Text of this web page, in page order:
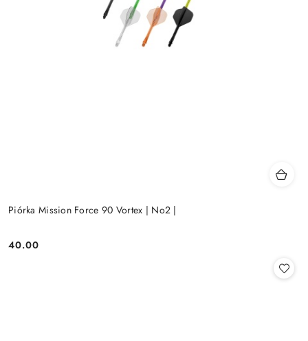
Piórka Mission Force 90 Vortex | No2 |
Cena:
40.00